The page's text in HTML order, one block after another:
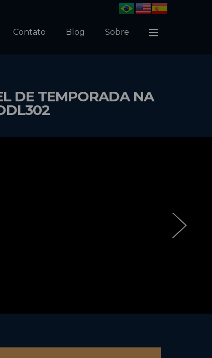
Sobre
Blog
Contato
DE TEMPORADA NA
›